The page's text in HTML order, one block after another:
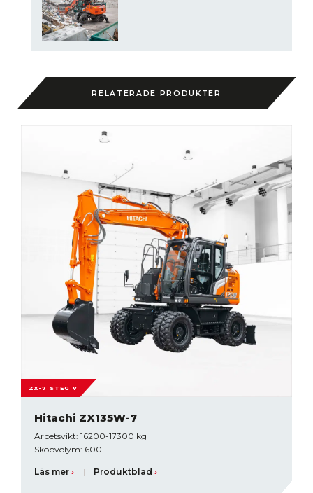
RELATERADE PRODUKTER
ZX-7 STEG V
Hitachi ZX135W-7
Arbetsvikt: 16200-17300 kg
Skopvolym: 600 l
Läs mer › | Produktblad›